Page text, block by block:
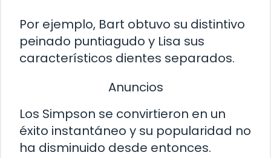
Por ejemplo, Bart obtuvo su distintivo
peinado puntiagudo y Lisa sus
característicos dientes separados.
Anuncios
Los Simpson se convirtieron en un
éxito instantáneo y su popularidad no
ha disminuido desde entonces.